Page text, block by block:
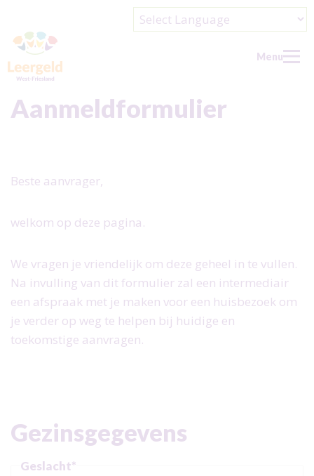
Powered by
Wat kun je aanvragen?
Wie kan er aanvragen?
Over ons
Wie zijn wij?
De Leergeldformule
Doel en beleid
Integriteit
Downloads
Doe mee
Doe mee
Doe mee als donateur
Doe mee als partner
Contact
Menu
Aanmeldformulier
Beste aanvrager,
welkom op deze pagina.
We vragen je vriendelijk om deze geheel in te vullen.
Na invulling van dit formulier zal een intermediair
een afspraak met je maken voor een huisbezoek om
je verder op weg te helpen bij huidige en
toekomstige aanvragen.
Gezinsgegevens
Geslacht*